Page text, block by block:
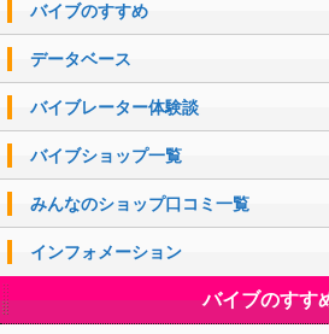
バイブのすすめ
データベース
バイブレーター体験談
バイブショップ一覧
みんなのショップ口コミ一覧
インフォメーション
バイブのすす